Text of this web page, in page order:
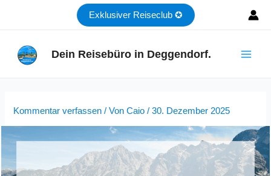
Exklusiver Reiseclub ✪
Dein Reisebüro in Deggendorf.
Kommentar verfassen / VonCaio/30. Dezember 2025